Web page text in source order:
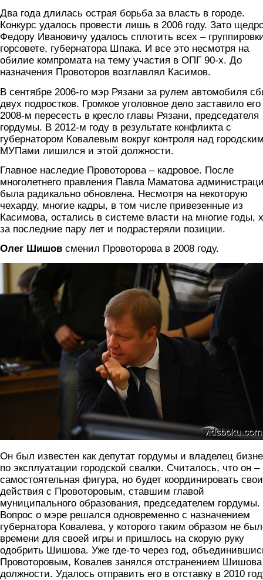
Два года длилась острая борьба за власть в городе.
Конкурс удалось провести лишь в 2006 году. Зато
Федору Ивановичу удалось сплотить всех –
горсовете, губернатора Шпака. И все это несмотря на
обилие компромата на тему участия в ОПГ 90-х. До
назначения Провоторов возглавлял Касимов.
В сентябре 2006-го мэр Рязани за рулем автомобиля
двух подростков. Громкое уголовное дело заставило его
2008-м пересесть в кресло главы Рязани, председателя
гордумы. В 2012-м году в результате конфликта с
губернатором Ковалевым вокруг контроля над
МУПами лишился и этой должности.
Главное наследие Провоторова – кадровое. После
многолетнего правления Павла Маматова
была радикально обновлена. Несмотря на некоторую
чехарду, многие кадры, в том числе привезенные из
Касимова, остались в системе власти на многие годы,
за последние пару лет и подрастеряли позиции.
Олег Шишов сменил Провоторова в 2008 году.
shishov_6.jpg
Он был известен как депутат гордумы и владелец
по эксплуатации городской свалки. Считалось, что он –
самостоятельная фигура, но будет координировать свои
действия с Провоторовым, ставшим главой
муниципального образования, председателем гордумы.
Вопрос о мэре решался одновременно с назначением
губернатора Ковалева, у которого таким образом не
времени для своей игры и пришлось на скорую руку
одобрить Шишова. Уже где-то через год,
Провоторовым, Ковалев занялся отстранением Шишова
должности. Удалось отправить его в отставку в 2010